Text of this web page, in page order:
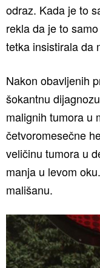
odraz. Kada je to
rekla da je to
tetka insistirala da
Nakon obavljenih
šokantnu
malignih tumora u
četvoromesečne
veličinu tumora u
manja u levom
mališanu.